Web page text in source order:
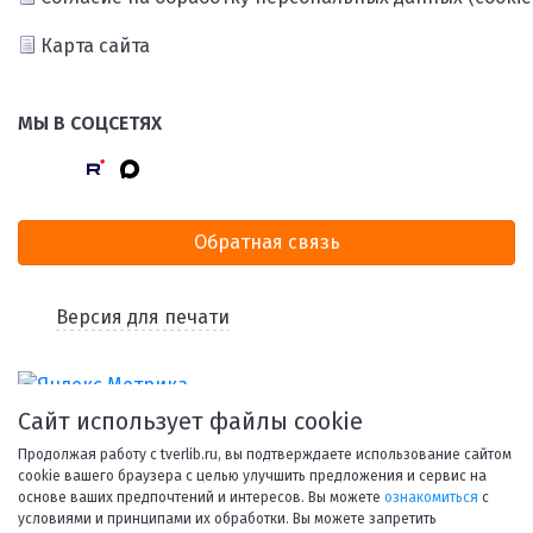
Карта сайта
МЫ В СОЦСЕТЯХ
Обратная связь
Версия для печати
Сайт использует файлы cookie
Продолжая работу с tverlib.ru, вы подтверждаете использование сайтом
cookie вашего браузера с целью улучшить предложения и сервис на
основе ваших предпочтений и интересов. Вы можете ознакомиться с
условиями и принципами их обработки. Вы можете запретить